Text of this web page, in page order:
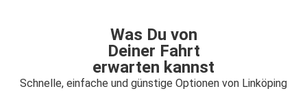
Was Du von
Deiner Fahrt
erwarten kannst
Schnelle, einfache und günstige Optionen von Linköping